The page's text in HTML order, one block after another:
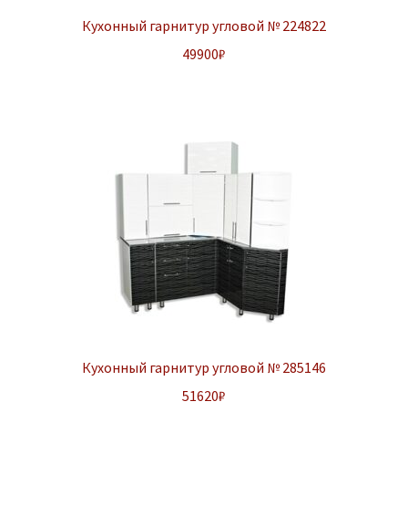
Кухонный гарнитур угловой № 224822
49900₽
Кухонный гарнитур угловой № 285146
51620₽